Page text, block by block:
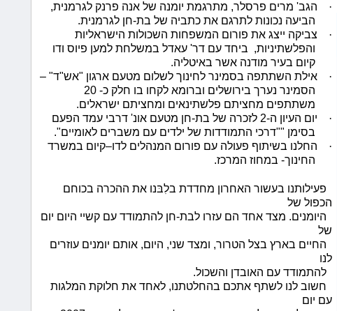
·
הגב' מרים פרסלר, מתרגמת יומנה של אנה פרנק לגרמנית,
הביעה נכונות לתרגם את כתביה של בת-חן לגרמנית.
·
צביקה ייצג את פורום המשפחות השכולות הישראליות
והפלשתיניות, ביחד עם דר' עאדל במשלחת למען פיוס ודו
קיום בעיר מודנה אשר באיטליה.
·
אילת השתתפה בסמינר לחינוך לשלום מטעם ארגון "אש"ד" –
הסמינר נערך בירושלים וברומא לקחו בו חלק כ- 20
משתתפים מחציתם פלשתינאים ומחציתם ישראלים.
·
יום העיון ה-2 לזכרה של בת-חן מטעם אונ' דרבי עמד הפעם
בסימן ""דרכי התמודדות של ילדים עם משברים לאומיים".
·
החלנו בשיתוף פעולה עם פורום המנהלים לדו–קיום במשרד
החינוך- במחוז המרכז.
פעילותנו בעשור האחרון מחדדת בלִבּנו את ההכרה בכוחם
הכפול של
היומנים. מצד אחד הם עזרו לבת-חן להתמודד עם קשיי היום יום
של
החיים בארץ בצל הטרור, ומצד שני, היום, אותם יומנים עוזרים
לנו
להתמודד עם האובדן והשכול.
חשוב לנו לשתף אתכם בהחלטתנו, לאחד את חלוקת המלגות
עם יום